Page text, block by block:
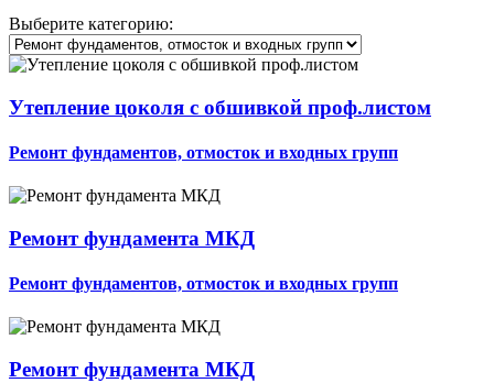
Выберите категорию:
Утепление цоколя с обшивкой проф.листом
Ремонт фундаментов, отмосток и входных групп
Ремонт фундамента МКД
Ремонт фундаментов, отмосток и входных групп
Ремонт фундамента МКД